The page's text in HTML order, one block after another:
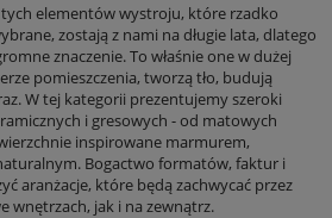
tych elementów wystroju, które rzadko
zostają z nami na długie lata, dlatego
znaczenie. To właśnie one w dużej
pomieszczenia, tworzą tło, budują
W tej kategorii prezentujemy szeroki
i gresowych - od matowych
inspirowane marmurem,
Bogactwo formatów, faktur i
aranżacje, które będą zachwycać przez
wnętrzach, jak i na zewnątrz.